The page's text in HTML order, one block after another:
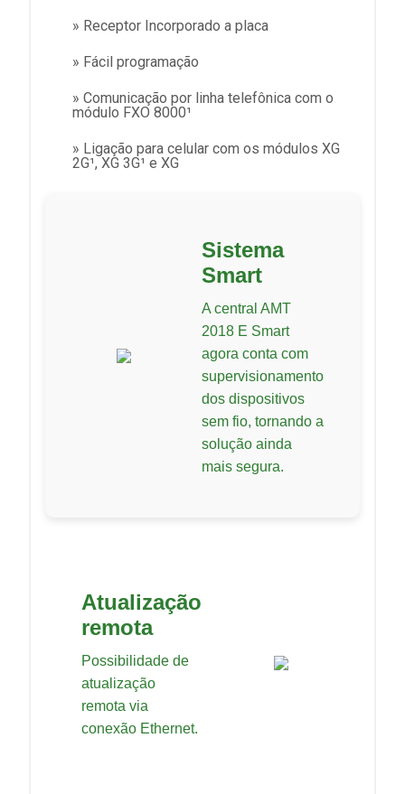
» Receptor Incorporado a placa
» Fácil programação
» Comunicação por linha telefônica com o
módulo FXO 8000¹
» Ligação para celular com os módulos XG
2G¹, XG 3G¹ e XG
Sistema
Smart
A central AMT
2018 E Smart
agora conta com
supervisionamento
dos dispositivos
sem fio, tornando a
solução ainda
mais segura.
Atualização
remota
Possibilidade de
atualização
remota via
conexão Ethernet.